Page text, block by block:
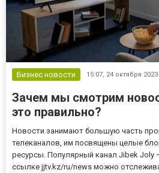
Бизнес новости 15:07, 24 октября 2023
Зачем мы смотрим
это правильно?
Новости занимают большую часть
телеканалов, им посвящены целые
ресурсы. Популярный канал Jibek Joly
ссылке jjtv.kz/ru/news можно